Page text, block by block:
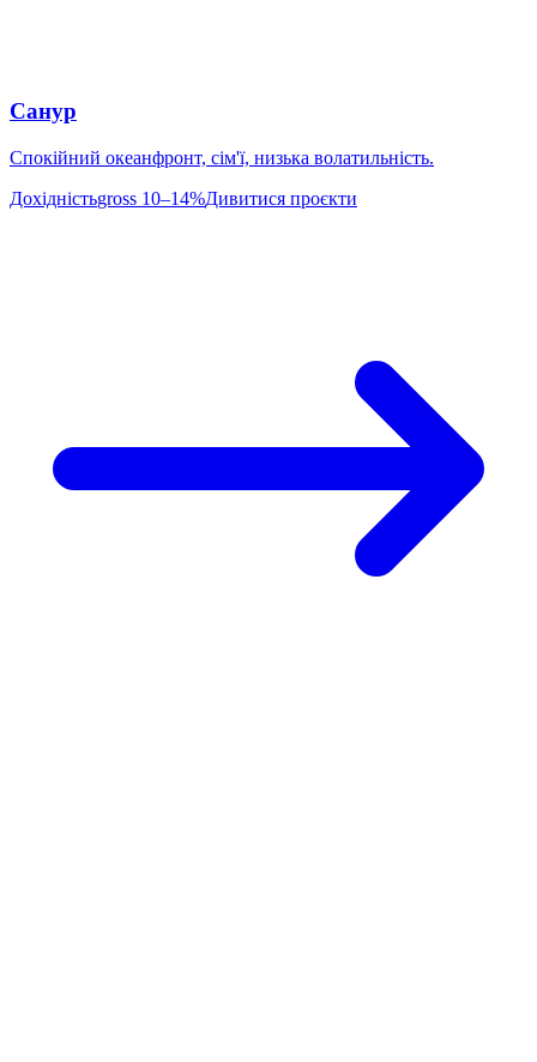
Санур
Спокійний океанфронт, сім'ї, низька волатильність.
Дохідністьgross 10–14%Дивитися проєкти